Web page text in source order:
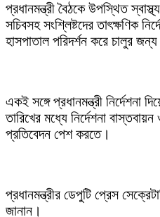
প্রধানমন্ত্রী বৈঠকে উপস্থিত
সচিবসহ সংশ্লিষ্টদের তাৎক্ষণিক
হাসপাতাল পরিদর্শন করে চালুর
একই সঙ্গে প্রধানমন্ত্রী
তারিখের মধ্যে নির্দেশনা
প্রতিবেদন পেশ করতে।
প্রধানমন্ত্রীর ডেপুটি প্রেস
জানান।